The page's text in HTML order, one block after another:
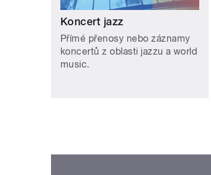
Koncert jazz
Přímé přenosy nebo záznamy
koncertů z oblasti jazzu a world
music.